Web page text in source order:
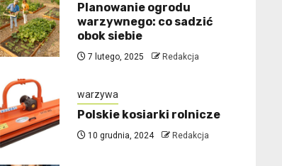
Planowanie ogrodu
warzywnego: co sadzić
obok siebie
7 lutego, 2025 Redakcja
warzywa
Polskie kosiarki rolnicze
10 grudnia, 2024 Redakcja